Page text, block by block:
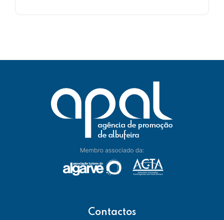
Contactos